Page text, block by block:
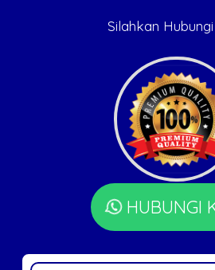
Silahkan
HUBUNGI